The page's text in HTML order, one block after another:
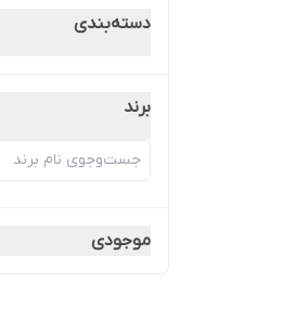
دسته‌بندی
برند
موجودی